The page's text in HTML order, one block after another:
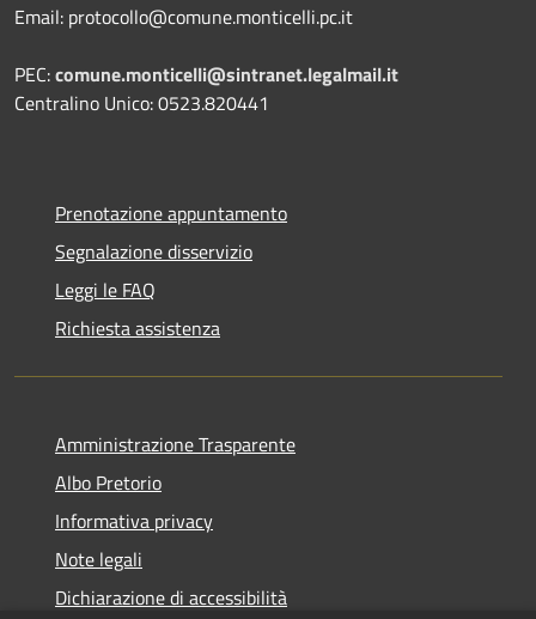
Email: protocollo@comune.monticelli.pc.it
PEC:comune.monticelli@sintranet.legalmail.it
Centralino Unico: 0523.820441
Prenotazione appuntamento
Segnalazione disservizio
Leggi le FAQ
Richiesta assistenza
Amministrazione Trasparente
Albo Pretorio
Informativa privacy
Note legali
Dichiarazione di accessibilità